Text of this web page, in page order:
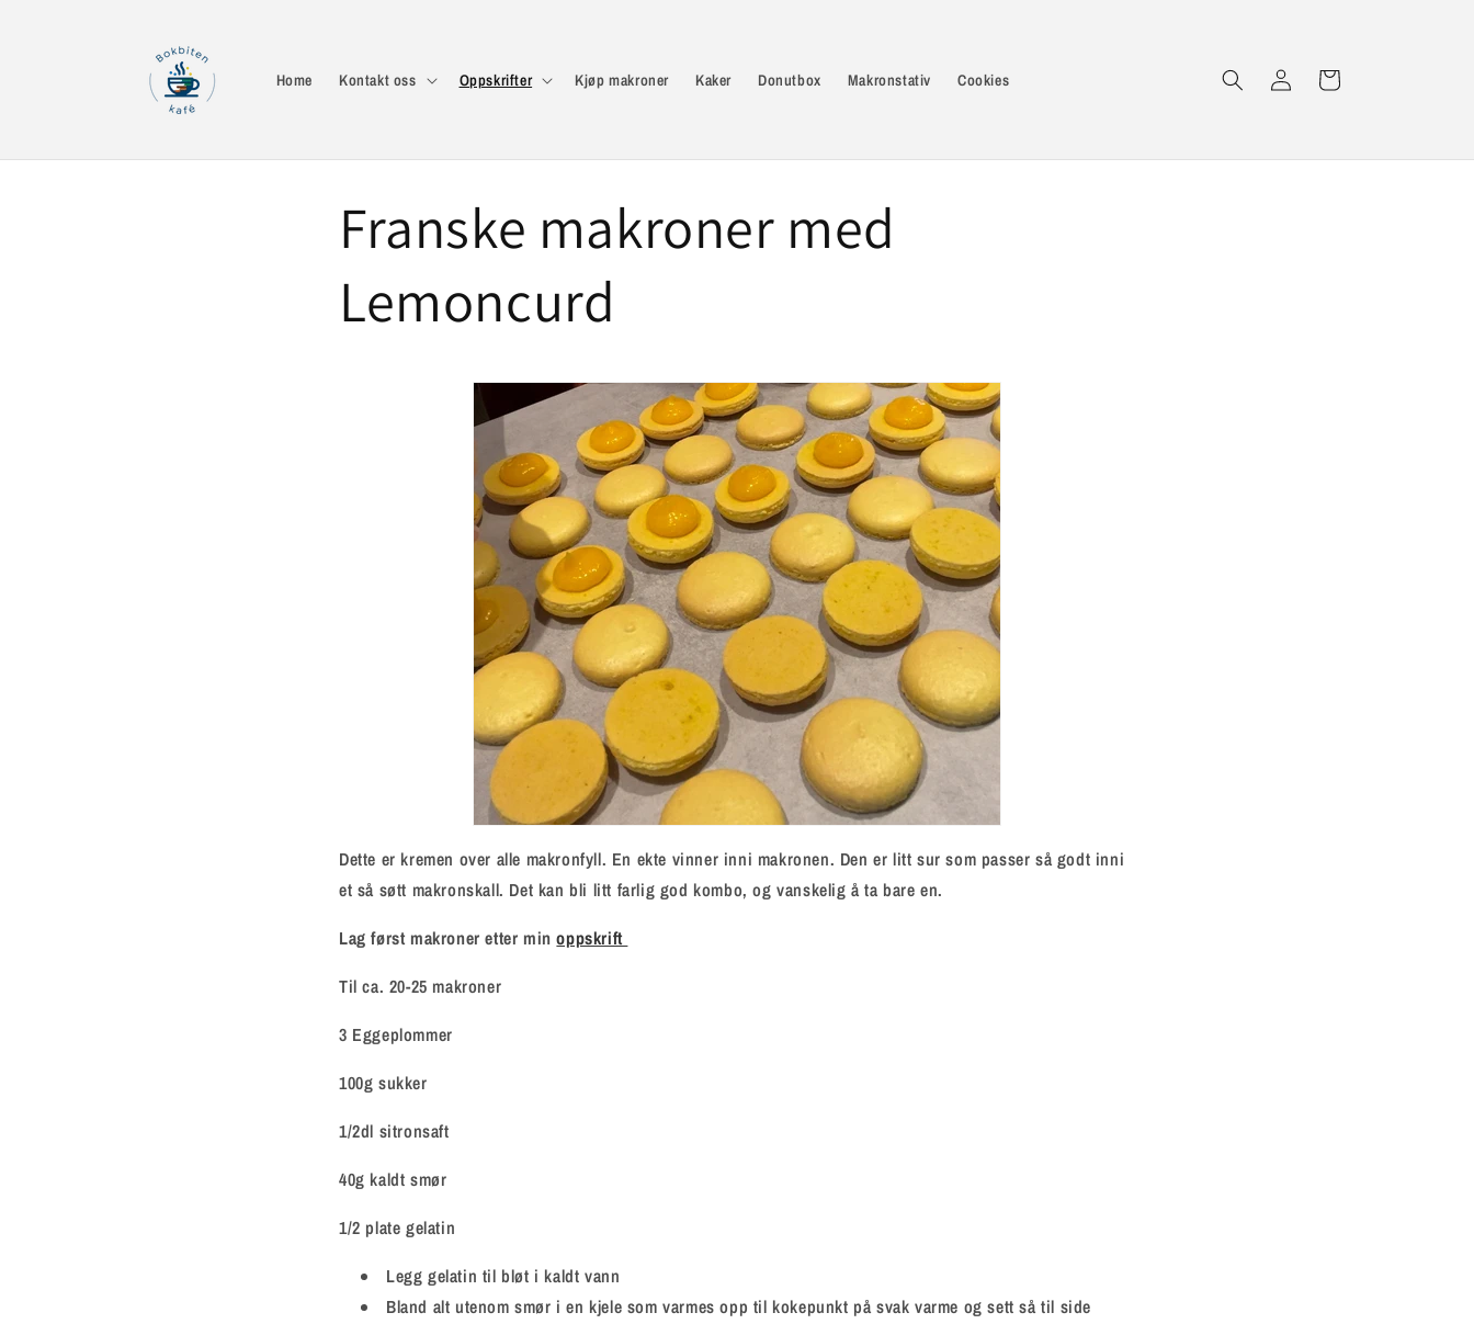
Home Kontakt oss Oppskrifter Kjøp makroner Kaker Donutbox Makronstativ Cookies
inn
Handlekurv
Franske makroner med
Lemoncurd
Dette er kremen over alle makronfyll. En ekte vinner inni makronen. Den er litt sur som passer så godt inni
et så søtt makronskall. Det kan bli litt farlig god kombo, og vanskelig å ta bare en.
Lag først makroner etter minoppskrift
Til ca. 20-25 makroner
3 Eggeplommer
100g sukker
1/2dl sitronsaft
40g kaldt smør
1/2 plate gelatin
Legg gelatin til bløt i kaldt vann
Bland alt utenom smør i en kjele som varmes opp til kokepunkt på svak varme og sett så til side